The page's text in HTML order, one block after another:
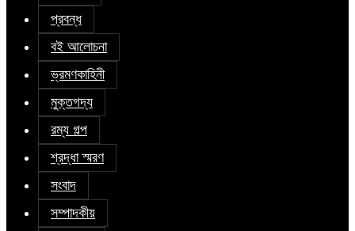
প্রবন্ধ
বই আলোচনা
ভ্রমণকাহিনী
মুক্তগদ্য
রম্য গল্প
শ্রদ্ধা স্মরণ
সংবাদ
সম্পাদকীয়